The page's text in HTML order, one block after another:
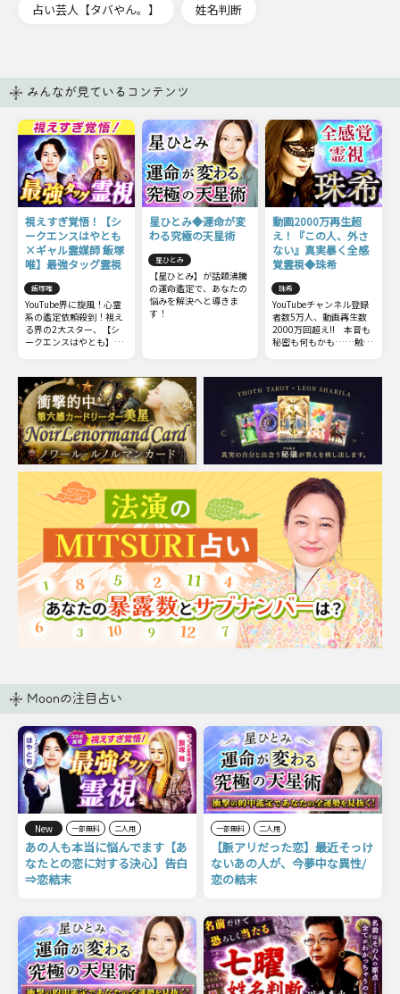
占い芸人【タバやん。】 姓名判断
みんなが見ているコンテンツ
視えすぎ覚悟！【シ
ークエンスはやとも
×ギャル霊媒師 飯塚
唯】最強タッグ霊視
飯塚唯
YouTube界に旋風！心霊
系の鑑定依頼殺到！視え
る界の2大スター、【シ
ークエンスはやとも】
視点のコラボ霊視鑑定を
リアルに再現！
星ひとみ◆運命が変
わる究極の天星術
星ひとみ
【星ひとみ】が話題沸騰
の運命鑑定で、あなたの
悩みを解決へと導きま
す！
動画2000万再生超
え！『この人、外さ
ない』真実暴く全感
覚霊視◆珠希
珠希
YouTubeチャンネル登録
者数5万人、動画再生数
2000万回超え!! 本音も
秘密も何もかも……触れ
覚霊視をご体感下さい。
Moonの注目占い
New 一部無料 二人用
あの人も本当に悩んでます【あ
なたとの恋に対する決心】告白
⇒恋結末
一部無料 二人用
【脈アリだった恋】最近そっけ
ないあの人が、今夢中な異性/
恋の結末